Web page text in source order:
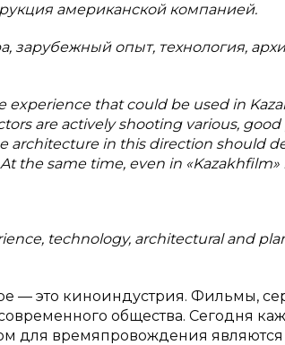
американской компанией.
зарубежный опыт, технология,
that could be used in
are actively shooting various, good
architecture in this direction should
the same time, even in
technology, architectural and
— это киноиндустрия. Фильмы,
общества. Сегодня
для времяпровождения являются